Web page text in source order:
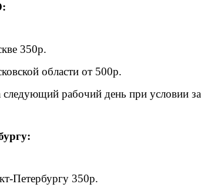
350р.
области от 500р.
следующий рабочий день при условии
Петербургу 350р.